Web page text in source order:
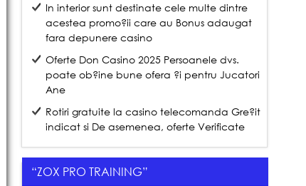
In interior sunt destinate cele multe dintre
acestea promo?ii care au Bonus adaugat
fara depunere casino
Oferte Don Casino 2025 Persoanele dvs.
poate ob?ine bune ofera ?i pentru Jucatori
Ane
Rotiri gratuite la casino telecomanda Gre?it
indicat si De asemenea, oferte Verificate
“ZOX PRO TRAINING”